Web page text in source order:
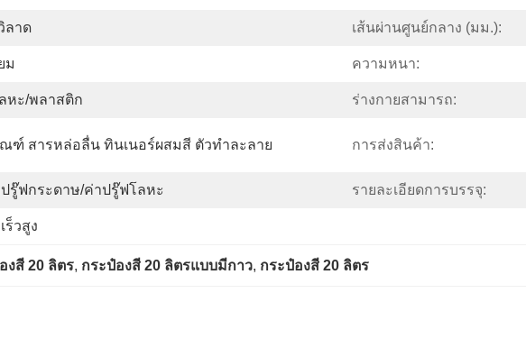
ลาด เส้นผ่านศูนย์กลาง (มม.):
ม ความหนา:
หะ/พลาสติก ร่างกายสามารถ:
ฑ์ สารหล่อลื่น ทินเนอร์ผสมสี ตัวทำละลาย การส่งสินค้า:
รู๊ฟกระดาษ/ค่าปรู๊ฟโลหะ รายละเอียดการบรรจุ:
ร็วสูง
งสี 20 ลิตร, กระป๋องสี 20 ลิตรแบบมีกาว, กระป๋องสี 20 ลิตร